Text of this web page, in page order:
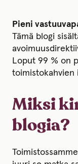
Pieni
Tämä blogi
Loput 99 % on
toimistokahvien
Miksi
blogia?